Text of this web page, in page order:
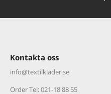
Kontakta oss
info@textilklader.se
Order Tel: 021-18 88 55